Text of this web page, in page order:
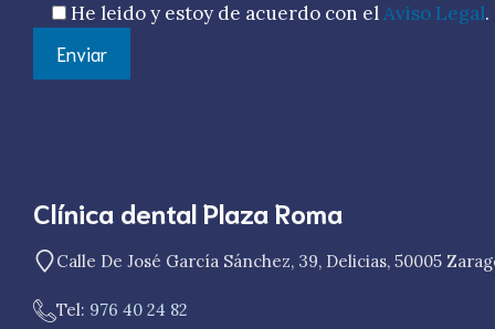
He leido y estoy de acuerdo con elAviso Legal.
Clínica dental Plaza Roma
Calle De José García Sánchez, 39, Delicias, 50005
Tel: 976 40 24 82